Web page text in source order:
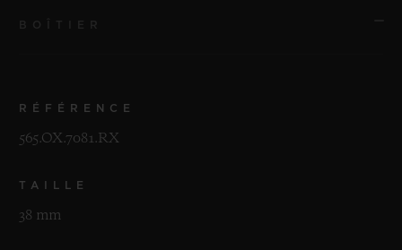
RÉFÉRENCE
565.OX.7081.RX
TAILLE
38 mm